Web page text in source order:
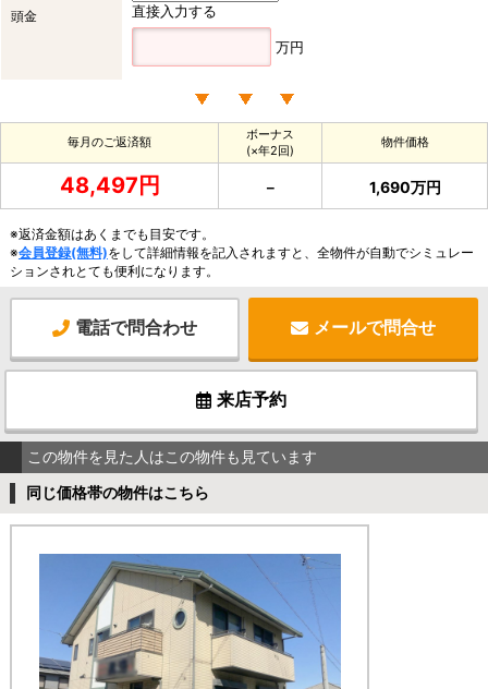
頭金 直接入力する
万円
毎月のご返済額
ボーナス
(×年2回)
物件価格
48,497円 － 1,690万円
※返済金額はあくまでも目安です。
※会員登録(無料)をして詳細情報を記入されますと、全物件が自動でシミュレー
ションされとても便利になります。
電話で問合わせ メールで問合せ
来店予約
この物件を見た人はこの物件も見ています
同じ価格帯の物件はこちら